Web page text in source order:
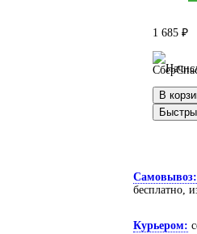
1 685 ₽
В
Самовывоз:
бесплатно ,
Курьером: